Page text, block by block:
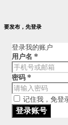
要发布，先登录
登录我的账户
用户名 *
密码 *
记住我，免登